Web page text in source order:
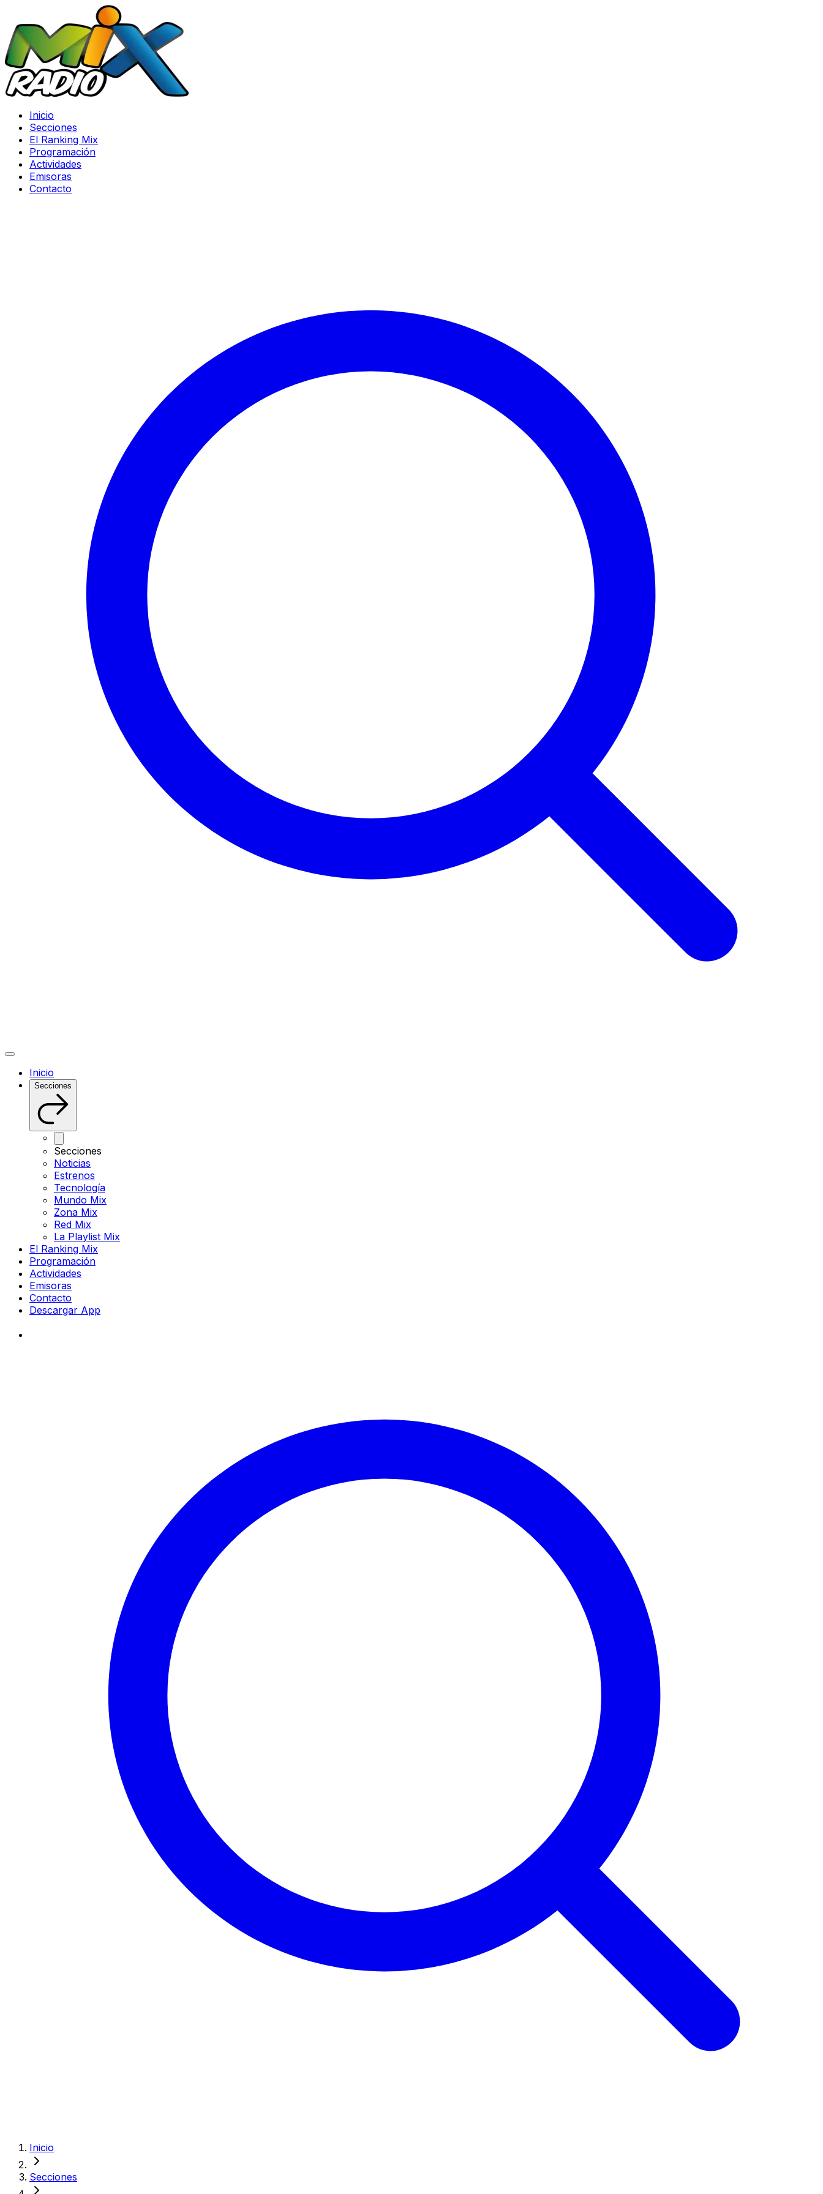
Inicio
Secciones
El Ranking Mix
Programación
Actividades
Emisoras
Contacto
Inicio
Secciones
Secciones
Noticias
Estrenos
Tecnología
Mundo Mix
Zona Mix
Red Mix
La Playlist Mix
El Ranking Mix
Programación
Actividades
Emisoras
Contacto
Descargar App
Inicio
Secciones